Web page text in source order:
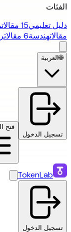
الفئات
دليل تعليمي15 مقالات
مقالاتهندسة6 مقالات
🌐العربية
تسجيل الدخول
فتح
TokenLab
تسجيل الدخول